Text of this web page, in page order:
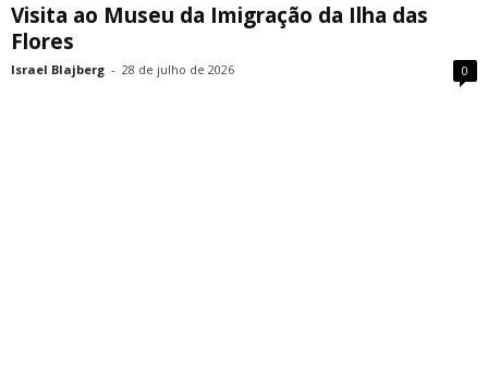
Visita ao Museu da Imigração da Ilha das
Flores
Israel Blajberg - 28 de julho de 2026 0